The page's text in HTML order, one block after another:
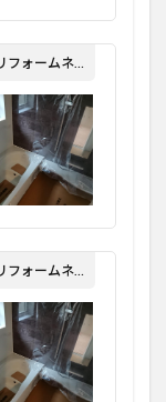
Reform！
Reform！